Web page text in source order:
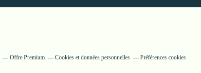
Offre Premium Cookies et données personnelles Préférences cookies